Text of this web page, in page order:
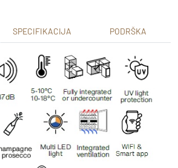
SPECIFIKACIJA PODRŠKA